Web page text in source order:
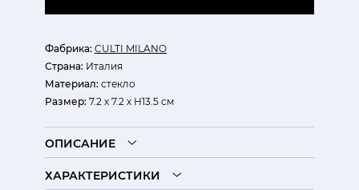
Фабрика: CULTI MILANO
Страна: Италия
Материал: стекло
Размер: 7.2 х 7.2 х H13.5 см
ОПИСАНИЕ
ХАРАКТЕРИСТИКИ